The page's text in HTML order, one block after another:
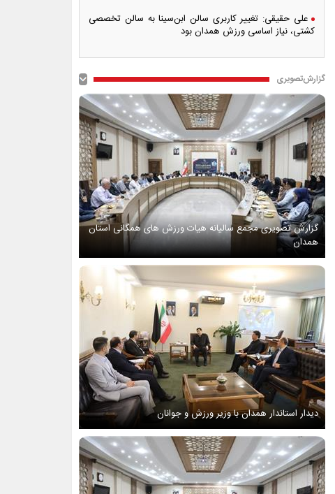
علی حقیقی: تغییر کاربری سالن ابن‌سینا به سالن تخصصی
کشتی، نیاز اساسی ورزش همدان بود
گزارش‌تصویری
گزارش تصویری مجمع سالیانه هیات ورزش های همگانی استان
همدان
دیدار استاندار همدان با وزیر ورزش و جوانان